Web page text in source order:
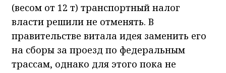
(весом от 12 т) транспортный налог
власти решили не отменять. В
правительстве витала идея заменить его
на сборы за проезд по федеральным
трассам, однако для этого пока не